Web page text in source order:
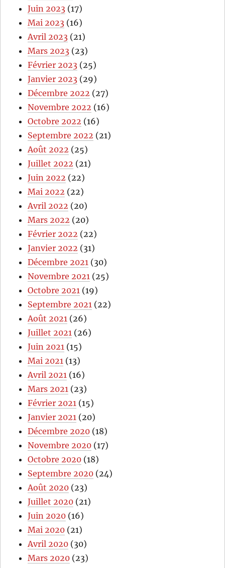
Juin 2023 (17)
Mai 2023 (16)
Avril 2023 (21)
Mars 2023 (23)
Février 2023 (25)
Janvier 2023 (29)
Décembre 2022 (27)
Novembre 2022 (16)
Octobre 2022 (16)
Septembre 2022 (21)
Août 2022 (25)
Juillet 2022 (21)
Juin 2022 (22)
Mai 2022 (22)
Avril 2022 (20)
Mars 2022 (20)
Février 2022 (22)
Janvier 2022 (31)
Décembre 2021 (30)
Novembre 2021 (25)
Octobre 2021 (19)
Septembre 2021 (22)
Août 2021 (26)
Juillet 2021 (26)
Juin 2021 (15)
Mai 2021 (13)
Avril 2021 (16)
Mars 2021 (23)
Février 2021 (15)
Janvier 2021 (20)
Décembre 2020 (18)
Novembre 2020 (17)
Octobre 2020 (18)
Septembre 2020 (24)
Août 2020 (23)
Juillet 2020 (21)
Juin 2020 (16)
Mai 2020 (21)
Avril 2020 (30)
Mars 2020 (23)